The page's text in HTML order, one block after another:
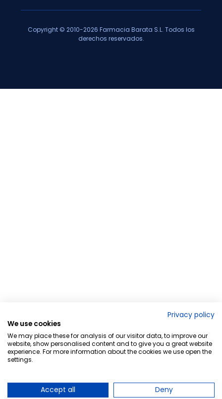
Copyright © 2010-2026 Farmacia Barata S.L. Todos los
derechos reservados.
Privacy policy
We use cookies
We may place these for analysis of our visitor data, to improve our
website, show personalised content and to give you a great website
experience. For more information about the cookies we use open the
settings.
Accept all Deny